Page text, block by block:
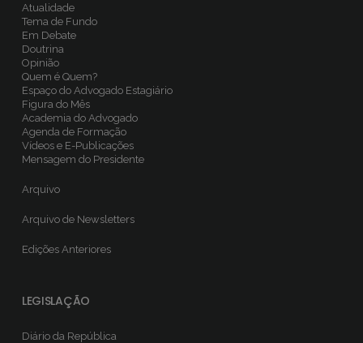
Atualidade
Tema de Fundo
Em Debate
Doutrina
Opinião
Quem é Quem?
Espaço do Advogado Estagiário
Figura do Mês
Academia do Advogado
Agenda de Formação
Vídeos e E-Publicações
Mensagem do Presidente
Arquivo
Arquivo de Newsletters
Edições Anteriores
LEGISLAÇÃO
Diário da República